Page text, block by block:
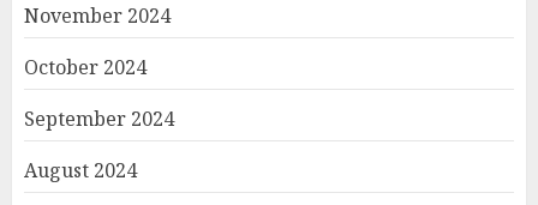
November 2024
October 2024
September 2024
August 2024